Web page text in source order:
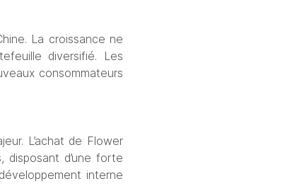
La croissance ne
diversifié. Les
consommateurs
L’achat de Flower
disposant d’une forte
interne